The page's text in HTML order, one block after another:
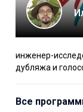
инженер-
дубляжа и
Все